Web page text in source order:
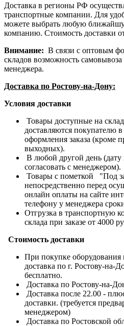
Доставка в регионы РФ
транспортные компании. Для
можете выбрать любую
компанию. Стоимость доставки
Внимание: В связи с оптовым
складов возможность
менеджера.
Доставка по Ростову-на-Дону:
Условия доставки
Товары доступные на
доставляются покупателю
оформления заказа (кроме
выходных).
В любой другой день (дату
согласовать с менеджером).
Товары с пометкой "Под
непосредственно перед
онлайн оплаты на сайте
телефону у менеджера
Отгрузка в транспортную
склада при заказе от 4000
Стоимость доставки
При покупке оборудования
доставка по г. Ростову-на-
бесплатно.
Доставка по Ростову-на-
Доставка после 22.00 -
доставки. (требуется
менеджером)
Доставка по Ростовской